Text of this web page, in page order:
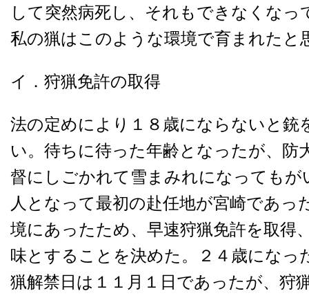
して突然病死し、それもできなくなっ
私の猟はこのような環境で育まれたと
イ．狩猟免許の取得
法の定めにより１８歳にならないと銃
い。待ちに待った年齢となったが、防
督にしごかれて雪まみれになってもが
人となって最初の赴任地が宮崎であっ
境にあったため、早速狩猟免許を取得
味とすることを決めた。２４歳になっ
猟解禁日は１１月１日であったが、狩